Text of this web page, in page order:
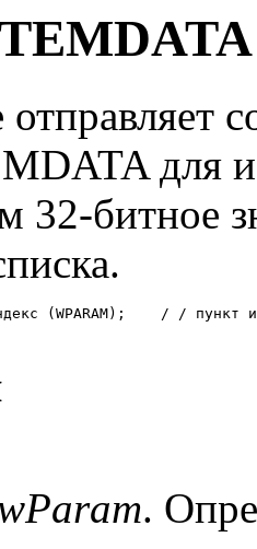
для
32-битное
= индекс (WPARAM);    / /
.